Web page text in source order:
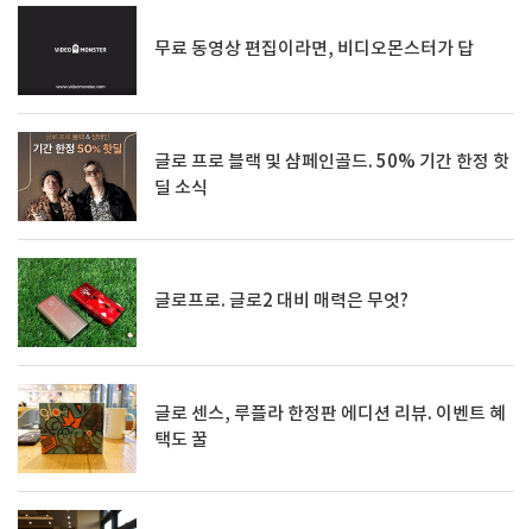
무료 동영상 편집이라면, 비디오몬스터가 답
글로 프로 블랙 및 샴페인골드. 50% 기간 한정 핫
딜 소식
글로프로. 글로2 대비 매력은 무엇?
글로 센스, 루플라 한정판 에디션 리뷰. 이벤트 혜
택도 꿀